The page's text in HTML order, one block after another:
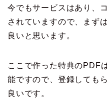
今でもサービスはあり、
されていますので、まず
良いと思います。
ここで作った特典のPDF
能ですので、登録しても
良いです。